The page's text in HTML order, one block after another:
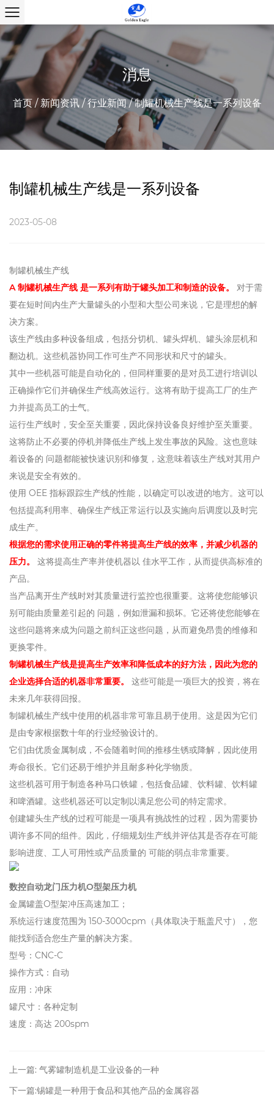
消息
首页/ 新闻资讯/行业新闻/制罐机械生产线是一系列设备
制罐机械生产线是一系列设备
2023-05-08
制罐机械生产线
A制罐机械生产线 是一系列有助于罐头加工和制造的设备。 对于需
要在短时间内生产大量罐头的小型和大型公司来说，它是理想的解
决方案。
该生产线由多种设备组成，包括分切机、罐头焊机、罐头涂层机和
翻边机。这些机器协同工作可生产不同形状和尺寸的罐头。
其中一些机器可能是自动化的，但同样重要的是对员工进行培训以
正确操作它们并确保生产线高效运行。这将有助于提高工厂的生产
力并提高员工的士气。
运行生产线时，安全至关重要，因此保持设备良好维护至关重要。
这将防止不必要的停机并降低生产线上发生事故的风险。这也意味
着设备的 问题都能被快速识别和修复，这意味着该生产线对其用户
来说是安全有效的。
使用 OEE 指标跟踪生产线的性能，以确定可以改进的地方。这可以
包括提高利用率、确保生产线正常运行以及实施向后调度以及时完
成生产。
根据您的需求使用正确的零件将提高生产线的效率，并减少机器的
压力。 这将提高生产率并使机器以 佳水平工作，从而提供高标准的
产品。
当产品离开生产线时对其质量进行监控也很重要。这将使您能够识
别可能由质量差引起的 问题，例如泄漏和损坏。它还将使您能够在
这些问题将来成为问题之前纠正这些问题，从而避免昂贵的维修和
更换零件。
制罐机械生产线是提高生产效率和降低成本的好方法，因此为您的
企业选择合适的机器非常重要。 这些可能是一项巨大的投资，将在
未来几年获得回报。
制罐机械生产线中使用的机器非常可靠且易于使用。这是因为它们
是由专家根据数十年的行业经验设计的。
它们由优质金属制成，不会随着时间的推移生锈或降解，因此使用
寿命很长。它们还易于维护并且耐多种化学物质。
这些机器可用于制造各种马口铁罐，包括食品罐、饮料罐、饮料罐
和啤酒罐。这些机器还可以定制以满足您公司的特定需求。
创建罐头生产线的过程可能是一项具有挑战性的过程，因为需要协
调许多不同的组件。因此，仔细规划生产线并评估其是否存在可能
影响进度、工人可用性或产品质量的 可能的弱点非常重要。
数控自动龙门压力机O型架压力机
金属罐盖O型架冲压高速加工；
系统运行速度范围为 150-3000cpm（具体取决于瓶盖尺寸），您
能找到适合您生产量的解决方案。
型号：CNC-C
操作方式：自动
应用：冲床
罐尺寸：各种定制
速度：高达 200spm
上一篇: 气雾罐制造机是工业设备的一种
下一篇:锡罐是一种用于食品和其他产品的金属容器